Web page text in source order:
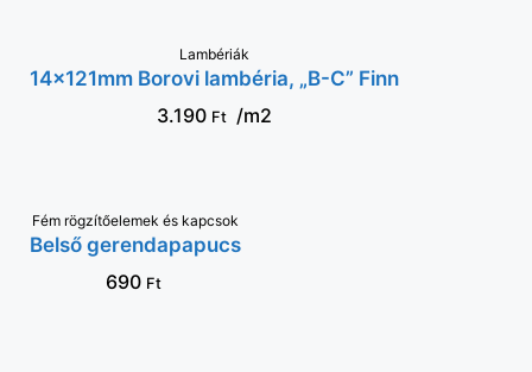
KOSÁRBA
Lambériák
14x121mm Borovi lambéria, „B-C” Finn
3.190 Ft /m2
KOSÁRBA
Fém rögzítőelemek és kapcsok
Belső gerendapapucs
690 Ft